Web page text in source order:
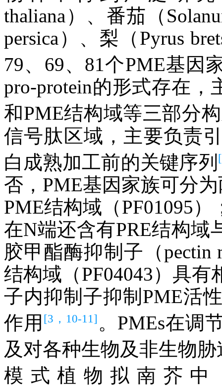
thaliana）、番茄（
persica）、梨（Pyrus
79、69、81个PME基因
pro-protein的形式存在，
和PME结构域等三部分
信号肽区域，主要负责
白成熟加工前的关键序列
否，PME基因家族可分
PME结构域（PF01095
在N端还含有PRE结构域
胶甲酯酶抑制子（pectin
结构域（PF04043）具
子内抑制子抑制PME活
作用 [3，10-11] 。PMEs在调
及对各种生物及非生物
模式植物拟南芥中